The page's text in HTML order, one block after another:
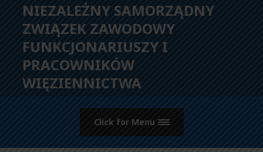
NIEZALEŻNY SAMORZĄDNY
ZWIĄZEK ZAWODOWY
FUNKCJONARIUSZY I
PRACOWNIKÓW
WIĘZIENNICTWA
Click for Menu